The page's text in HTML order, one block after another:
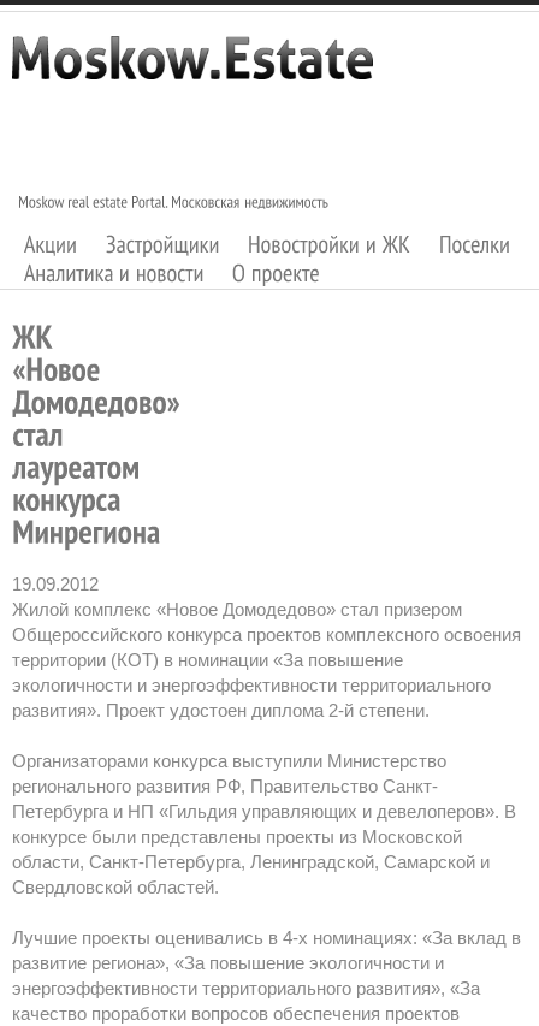
19.09.2012
Жилой комплекс «Новое Домодедово» стал призером
Общероссийского конкурса проектов комплексного освоения
территории (КОТ) в номинации «За повышение
экологичности и энергоэффективности территориального
развития». Проект удостоен диплома 2-й степени.
Организаторами конкурса выступили Министерство
регионального развития РФ, Правительство Санкт-
Петербурга и НП «Гильдия управляющих и девелоперов». В
конкурсе были представлены проекты из Московской
области, Санкт-Петербурга, Ленинградской, Самарской и
Свердловской областей.
Лучшие проекты оценивались в 4-х номинациях: «За вклад в
развитие региона», «За повышение экологичности и
энергоэффективности территориального развития», «За
качество проработки вопросов обеспечения проектов